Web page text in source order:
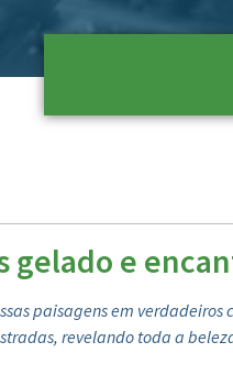
gelado e
paisagens em verdadeiros
revelando toda a